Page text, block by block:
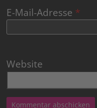
E-Mail-Adresse *
Website